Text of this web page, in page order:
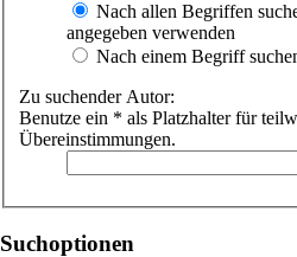
Nach allen Begriffen
angegeben verwenden
Nach einem Begriff
Zu suchender Autor:
Benutze ein * als Platzhalter für
Übereinstimmungen.
Suchoptionen